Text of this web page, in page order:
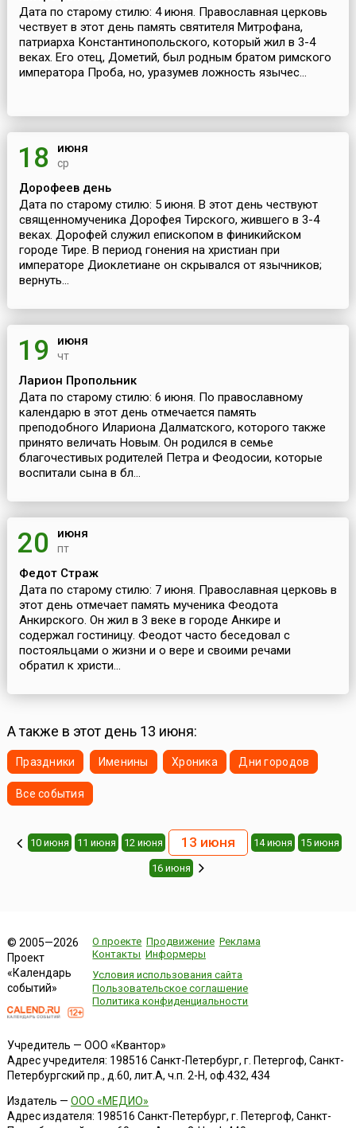
Дата по старому стилю: 4 июня. Православная церковь
чествует в этот день память святителя Митрофана,
патриарха Константинопольского, который жил в 3-4
веках. Его отец, Дометий, был родным братом римского
императора Проба, но, уразумев ложность язычес...
18 июня
ср
Дорофеев день
Дата по старому стилю: 5 июня. В этот день чествуют
священномученика Дорофея Тирского, жившего в 3-4
веках. Дорофей служил епископом в финикийском
городе Тире. В период гонения на христиан при
императоре Диоклетиане он скрывался от язычников;
вернуть...
19 июня
чт
Ларион Пропольник
Дата по старому стилю: 6 июня. По православному
календарю в этот день отмечается память
преподобного Илариона Далматского, которого также
принято величать Новым. Он родился в семье
благочестивых родителей Петра и Феодосии, которые
воспитали сына в бл...
20 июня
пт
Федот Страж
Дата по старому стилю: 7 июня. Православная церковь в
этот день отмечает память мученика Феодота
Анкирского. Он жил в 3 веке в городе Анкире и
содержал гостиницу. Феодот часто беседовал с
постояльцами о жизни и о вере и своими речами
обратил к христи...
А также в этот день 13 июня:
Праздники Именины Хроника Дни городов
Все события
10 июня 11 июня 12 июня 13 июня 14 июня 15 июня
16 июня
© 2005—2026
Проект
«Календарь
событий»
О проекте Продвижение Реклама
Контакты Информеры
Условия использования сайта
Пользовательское соглашение
Политика конфиденциальности
Учредитель — ООО «Квантор»
Адрес учредителя: 198516 Санкт-Петербург, г. Петергоф, Санкт-
Петербургский пр., д.60, лит.А, ч.п. 2-Н, оф.432, 434
Издатель — ООО «МЕДИО»
Адрес издателя: 198516 Санкт-Петербург, г. Петергоф, Санкт-